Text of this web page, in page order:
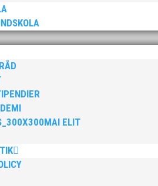
MAI ELIT
SM 2026. Foto: Thomas